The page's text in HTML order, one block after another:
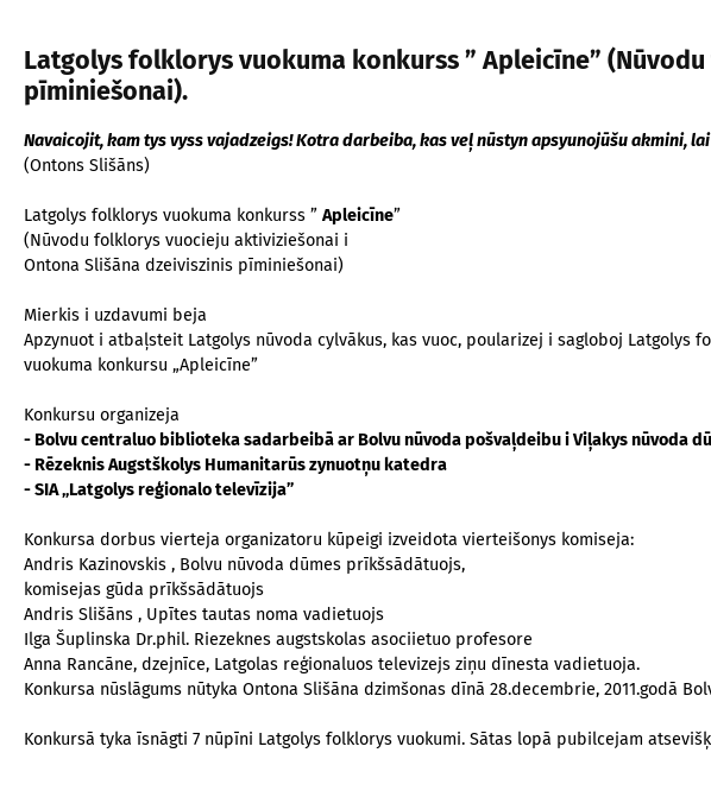
Latgolys folklorys vuokuma konkurss ” Apleicīne”
pīminiešonai).
Navaicojit, kam tys vyss vajadzeigs! Kotra darbeiba, kas veļ nūstyn apsyunojūšu akmini,
(Ontons Slišāns)
Latgolys folklorys vuokuma konkurss ” Apleicīne”
(Nūvodu folklorys vuocieju aktiviziešonai i
Ontona Slišāna dzeiviszinis pīminiešonai)
Mierkis i uzdavumi beja
Apzynuot i atbaļsteit Latgolys nūvoda cylvākus, kas vuoc, poularizej i sagloboj
vuokuma konkursu „Apleicīne”
Konkursu organizeja
- Bolvu centraluo biblioteka sadarbeibā ar Bolvu nūvoda pošvaļdeibu i Viļakys nūvoda
- Rēzeknis Augstškolys Humanitarūs zynuotņu katedra
- SIA „Latgolys reģionalo televīzija”
Konkursa dorbus vierteja organizatoru kūpeigi izveidota vierteišonys komiseja:
Andris Kazinovskis , Bolvu nūvoda dūmes prīkšsādātuojs,
komisejas gūda prīkšsādātuojs
Andris Slišāns , Upītes tautas noma vadietuojs
Ilga Šuplinska Dr.phil. Riezeknes augstskolas asociietuo profesore
Anna Rancāne, dzejnīce, Latgolas reģionaluos televizejs ziņu dīnesta vadietuoja.
Konkursa nūslāgums nūtyka Ontona Slišāna dzimšonas dīnā 28.decembrie, 2011.godā
Konkursā tyka īsnāgti 7 nūpīni Latgolys folklorys vuokumi. Sātas lopā pubilcejam